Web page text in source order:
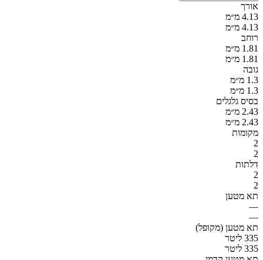
אורך
4.13 מ״מ
4.13 מ״מ
רוחב
1.81 מ״מ
1.81 מ״מ
גובה
1.3 מ״מ
1.3 מ״מ
בסיס גלגלים
2.43 מ״מ
2.43 מ״מ
מקומות
2
2
דלתות
2
2
תא מטען
—
—
תא מטען (מקופל)
335 ליטר
335 ליטר